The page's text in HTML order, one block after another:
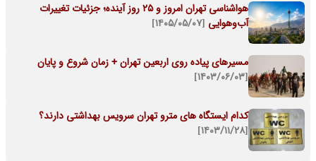
هواشناسی تهران امروز و ۲۵ روز آینده؛ جزئیات تغییرات
آب‌وهوایی [۱۴۰۵/۰۵/۰۷]
مسیرهای پیاده روی اربعین تهران + زمان شروع و پایان
[۱۴۰۳/۰۶/۰۳]
کدام ایستگاه های مترو تهران سرویس بهداشتی دارند؟
[۱۴۰۳/۱۱/۲۸]